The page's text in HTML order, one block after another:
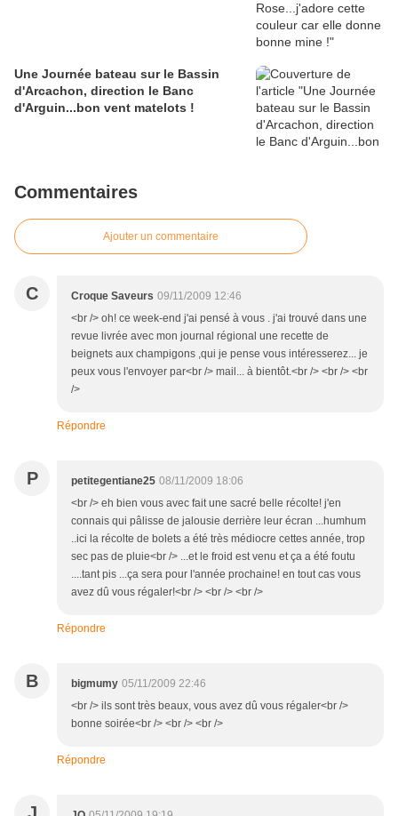
Une Journée bateau sur le Bassin
d'Arcachon, direction le Banc
d'Arguin...bon vent matelots !
Commentaires
Ajouter un commentaire
C Croque Saveurs 09/11/2009 12:46
<br /> oh! ce week-end j'ai pensé à vous . j'ai trouvé dans une
revue livrée avec mon journal régional une recette de
beignets aux champigons ,qui je pense vous intéresserez... je
peux vous l'envoyer par<br /> mail... à bientôt.<br /> <br /> <br
/>
Répondre
P petitegentiane25 08/11/2009 18:06
<br /> eh bien vous avec fait une sacré belle récolte! j'en
connais qui pâlisse de jalousie derrière leur écran ...humhum
..ici la récolte de bolets a été très médiocre cettes année, trop
sec pas de pluie<br /> ...et le froid est venu et ça a été foutu
....tant pis ...ça sera pour l'année prochaine! en tout cas vous
avez dû vous régaler!<br /> <br /> <br />
Répondre
B bigmumy 05/11/2009 22:46
<br /> ils sont très beaux, vous avez dû vous régaler<br />
bonne soirée<br /> <br /> <br />
Répondre